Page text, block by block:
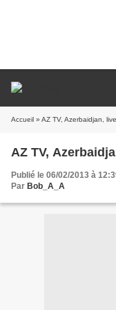
Accueil » AZ TV, Azerbaidjan, live
AZ TV,
Publié le 06/02/2013 à
Par Bob_A_A